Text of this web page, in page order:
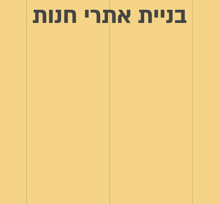
בניית אתרי חנות